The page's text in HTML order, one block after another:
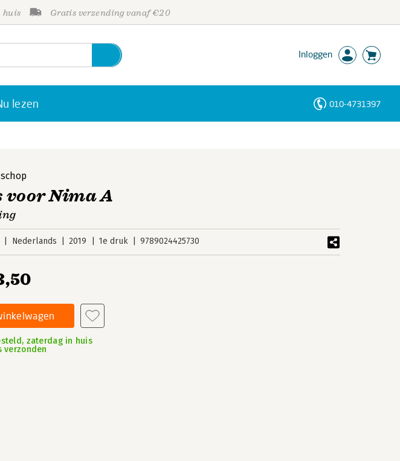
huis Gratis verzending vanaf €20
Inloggen
lezen 010-4731397
voor Nima A
Nederlands 2019 1e druk 9789024425730
zaterdag in huis
verzonden
Personen